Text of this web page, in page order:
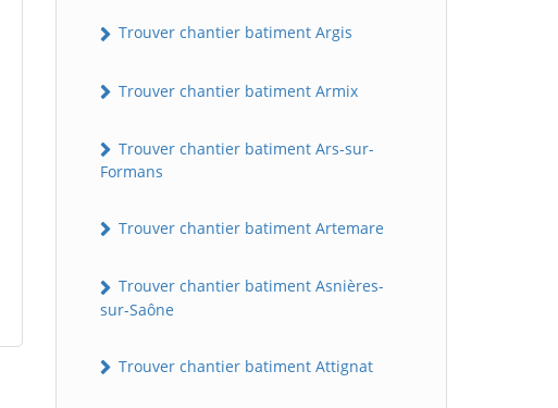
Trouver chantier batiment Argis
Trouver chantier batiment Armix
Trouver chantier batiment Ars-sur-
Formans
Trouver chantier batiment Artemare
Trouver chantier batiment Asnières-
sur-Saône
Trouver chantier batiment Attignat